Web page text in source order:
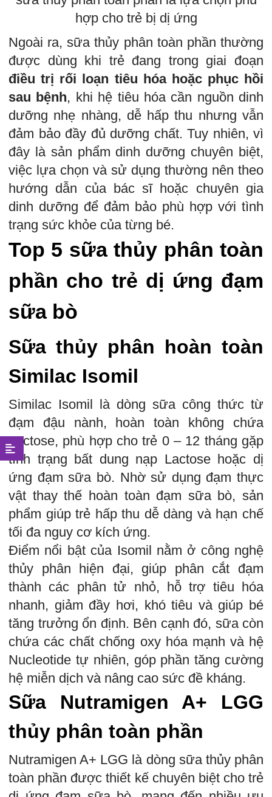
hợp cho trẻ bị dị ứng
Ngoài ra, sữa thủy phân toàn phần thường
được dùng khi trẻ đang trong giai đoạn
điều trị rối loạn tiêu hóa hoặc phục hồi
sau bệnh, khi hệ tiêu hóa cần nguồn dinh
dưỡng nhẹ nhàng, dễ hấp thu nhưng vẫn
đảm bảo đầy đủ dưỡng chất. Tuy nhiên, vì
đây là sản phẩm dinh dưỡng chuyên biệt,
việc lựa chọn và sử dụng thường nên theo
hướng dẫn của bác sĩ hoặc chuyên gia
dinh dưỡng để đảm bảo phù hợp với tình
trạng sức khỏe của từng bé.
Top 5 sữa thủy phân toàn
phần cho trẻ dị ứng đạm
sữa bò
Sữa thủy phân hoàn toàn
Similac Isomil
Similac Isomil là dòng sữa công thức từ
đạm đậu nành, hoàn toàn không chứa
Lactose, phù hợp cho trẻ 0 – 12 tháng gặp
tình trạng bất dung nạp Lactose hoặc dị
ứng đạm sữa bò. Nhờ sử dụng đạm thực
vật thay thế hoàn toàn đạm sữa bò, sản
phẩm giúp trẻ hấp thu dễ dàng và hạn chế
tối đa nguy cơ kích ứng.
Điểm nổi bật của Isomil nằm ở công nghệ
thủy phân hiện đại, giúp phân cắt đạm
thành các phân tử nhỏ, hỗ trợ tiêu hóa
nhanh, giảm đầy hơi, khó tiêu và giúp bé
tăng trưởng ổn định. Bên cạnh đó, sữa còn
chứa các chất chống oxy hóa mạnh và hệ
Nucleotide tự nhiên, góp phần tăng cường
hệ miễn dịch và nâng cao sức đề kháng.
Sữa Nutramigen A+ LGG
thủy phân toàn phần
Nutramigen A+ LGG là dòng sữa thủy phân
toàn phần được thiết kế chuyên biệt cho trẻ